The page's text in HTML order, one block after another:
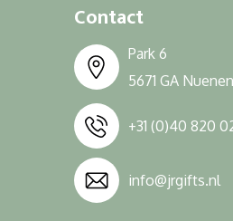
Contact
Park 6
5671 GA Nuenen
+31 (0)40 820
info@jrgifts.nl